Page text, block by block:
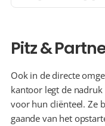
Pitz &
Ook in de directe
kantoor legt de
voor hun cliënteel. Ze
gaande van het